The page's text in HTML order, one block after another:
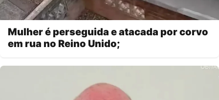
Mulher é perseguida e atacada por corvo
em rua no Reino Unido;